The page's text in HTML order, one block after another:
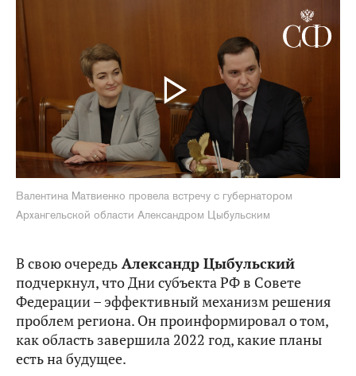
Валентина Матвиенко провела встречу с губернатором
Архангельской области Александром Цыбульским
В свою очередь Александр Цыбульский
подчеркнул, что Дни субъекта РФ в Совете
Федерации – эффективный механизм решения
проблем региона. Он проинформировал о том,
как область завершила 2022 год, какие планы
есть на будущее.